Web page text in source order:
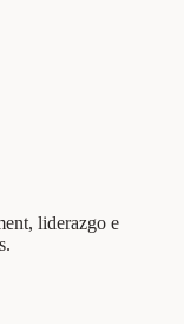
liderazgo e